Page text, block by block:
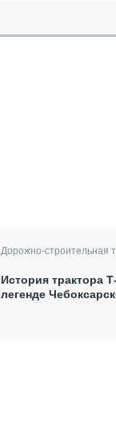
Дорожно-строительная
История трактора
легенде